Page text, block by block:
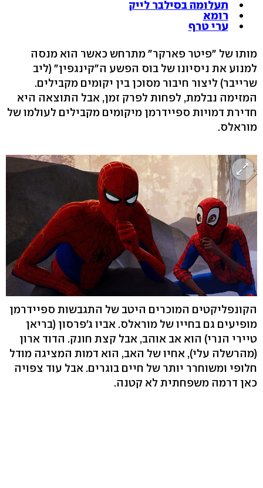
תעלומה בסילבר לייק
רומא
ערי טרף
מותו של "פיטר פארקר" מתרחש כאשר הוא מנסה
למנוע את ניסיונו של בוס הפשע ה"קינגפין" (ליב
שרייבר) ליצור חיבור מסוכן בין יקומים מקבילים.
המזימה נבלמת, לפחות לפרק זמן, אבל התוצאה היא
חדירת דמויות ספיידרמן מיקומים מקבילים לעולמו של
מוראלס.
הקונפליקטים המוכרים היטב של התגבשות ספיידרמן
מופיעים גם בחייו של מוראלס. אביו ג'פרסון (בריאן
טיירי הנרי) הוא אב אוהב, אבל קצת חונק. הדוד ארון
(מהרשלה עלי), אחיו של האב, הוא דמות המציגה מודל
חלופי ומשוחרר יותר של חיים בוגרים. אבל עוד צפויה
כאן דרמה משפחתית לא קטנה.